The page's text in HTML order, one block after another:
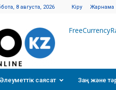
8 августа, 2026 Кіру Жарнама
Әлеуметтік саясат Заң және